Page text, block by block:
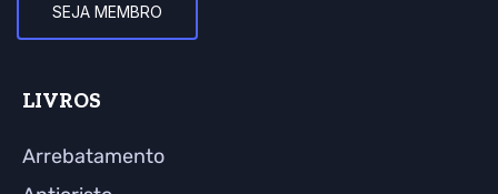
SEJA MEMBRO
LIVROS
Arrebatamento